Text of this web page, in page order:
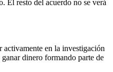
El resto del acuerdo no se verá
activamente en la investigación
dinero formando parte de